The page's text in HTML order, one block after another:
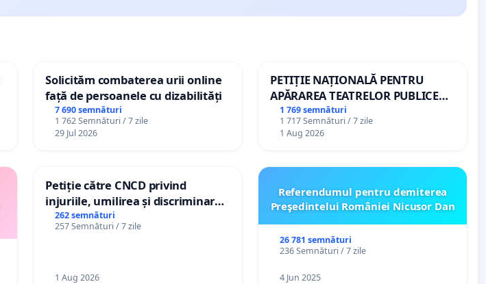
Solicităm combaterea urii online
față de persoanele cu dizabilități
7 690 semnături
1 762 Semnături / 7 zile
29 Jul 2026
PETIȚIE NAȚIONALĂ PENTRU
APĂRAREA TEATRELOR PUBLICE
DE REPERTORIU DIN ROMÂNIA
1 769 semnături
1 717 Semnături / 7 zile
1 Aug 2026
Petiție către CNCD privind
injuriile, umilirea și discriminarea
persoanelor cu dizabilități de
către utilizatorul TikTok „Gorici”
262 semnături
257 Semnături / 7 zile
1 Aug 2026
Referendumul pentru demiterea
Preşedintelui României Nicusor Dan
26 781 semnături
236 Semnături / 7 zile
4 Jun 2025